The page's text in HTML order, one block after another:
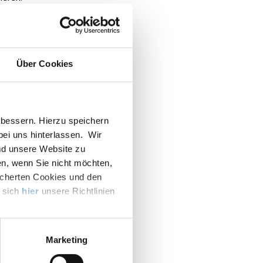
Über Cookies
Hierzu speichern
uns hinterlassen. Wir
unsere Website zu
wenn Sie nicht möchten,
Cookies und den
sich hier unsere Richtlinien
Marketing
sich
oft
In
Mit